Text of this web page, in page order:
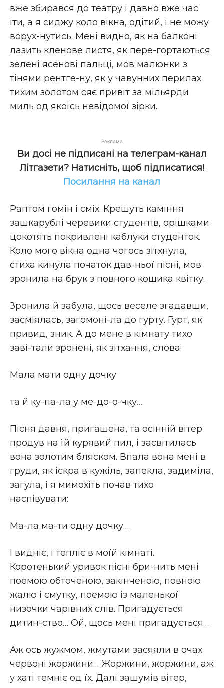
вже збирався до театру і давно вже час
іти, а я сиджу коло вікна, одітий, і не можу
ворух-нутись. Мені видно, як на балконі
лазить кленове листя, як пере-гортаються
зелені ясенові пальці, мов малюнки з
тінями рентге-ну, як у чавунних перилах
тихим золотом сяє привіт за мільярди
миль од якоїсь невідомої зірки.
Реклама
Ви досі не підписані на телеграм-канал
Літгазети? Натисніть, щоб підписатися!
Посилання на канал
Раптом гомін і сміх. Крешуть каміння
зашкарублі черевики студентів, орішками
цокотять покривлені каблуки студенток.
Коло мого вікна одна чогось зітхнула,
стиха кинула початок дав-ньої пісні, мов
зронила на брук з повного кошика квітку.
Зронила й забула, щось веселе згадавши,
засміялась, загомоні-ла до гурту. Гурт, як
привид, зник. А до мене в кімнату тихо
заві-тали зронені, як зітхання, слова:
Мала мати одну дочку
та й ку-па-ла у ме-до-о-чку…
Пісня давня, пригашена, та осінній вітер
продув на їй курявий пил, і засвітилась
вона золотим бляском. Впала вона мені в
груди, як іскра в кужіль, запекла, задиміла,
загула, і я мимохіть почав тихо
наспівувати:
Ма-ла ма-ти одну дочку…
І видніє, і тепліє в моїй кімнаті.
Коротенький уривок пісні бри-нить мені
поемою обточеною, закінченою, повною
жалю і смутку, поемою із маленької
низочки чарівних слів. Пригадується
дитин-ство… Ой, щось мені пригадується…
Аж ось жужмом, жмутами засяяли в очах
червоні жоржини… Жоржини, жоржини, аж
у хаті темніє од їх. Далі зашумів вітер,